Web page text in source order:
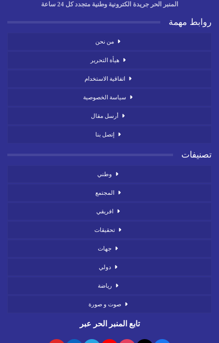
المنبر الحر جريدة الكترونية وطنية متجدد كل 24 ساعة
روابط مهمة
من نحن
هيأة التحرير
اتفاقية الاستخدام
سياسة الخصوصية
أرسل مقال
إتصل بنا
تصنيفات
وطني
المجتمع
افريقي
تحقيقات
جهات
دولي
رياضة
صوت و صورة
تابع المنبر الحر عبر